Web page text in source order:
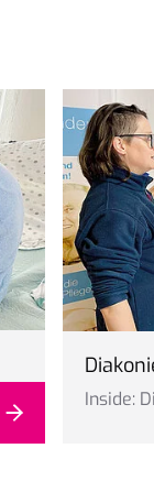
Inside: